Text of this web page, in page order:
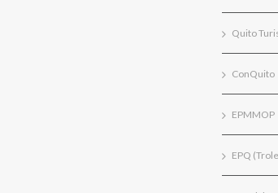
Quito
ConQuito
EPMMOP
EPQ